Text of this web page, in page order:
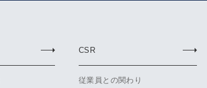
CSR
従業員との関わり